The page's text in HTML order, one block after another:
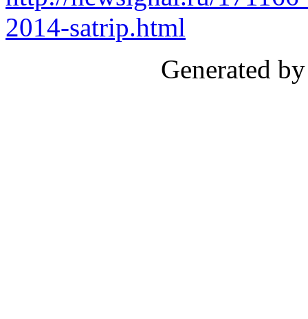
2014-satrip.html
Generated